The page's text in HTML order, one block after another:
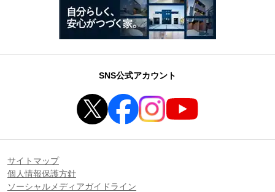
SNS公式アカウント
サイトマップ
個人情報保護方針
ソーシャルメディアガイドライン